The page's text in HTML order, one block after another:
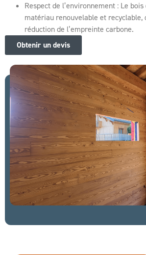
Respect de l’environnement : Le bois
matériau renouvelable et recyclable,
réduction de l’empreinte carbone.
Obtenir un devis